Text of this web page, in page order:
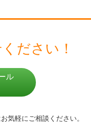
ださい！
ル
気軽にご相談ください。